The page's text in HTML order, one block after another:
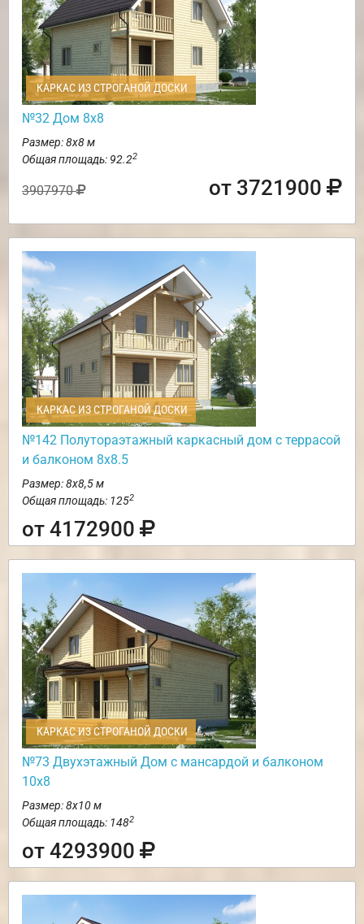
КАРКАС ИЗ СТРОГАНОЙ ДОСКИ
№32 Дом 8х8
Размер: 8х8 м
Общая площадь: 92.22
3907970 от 3721900
КАРКАС ИЗ СТРОГАНОЙ ДОСКИ
№142 Полутораэтажный каркасный дом с террасой
и балконом 8х8.5
Размер: 8х8,5 м
Общая площадь: 1252
от 4172900
КАРКАС ИЗ СТРОГАНОЙ ДОСКИ
№73 Двухэтажный Дом с мансардой и балконом
10х8
Размер: 8х10 м
Общая площадь: 1482
от 4293900